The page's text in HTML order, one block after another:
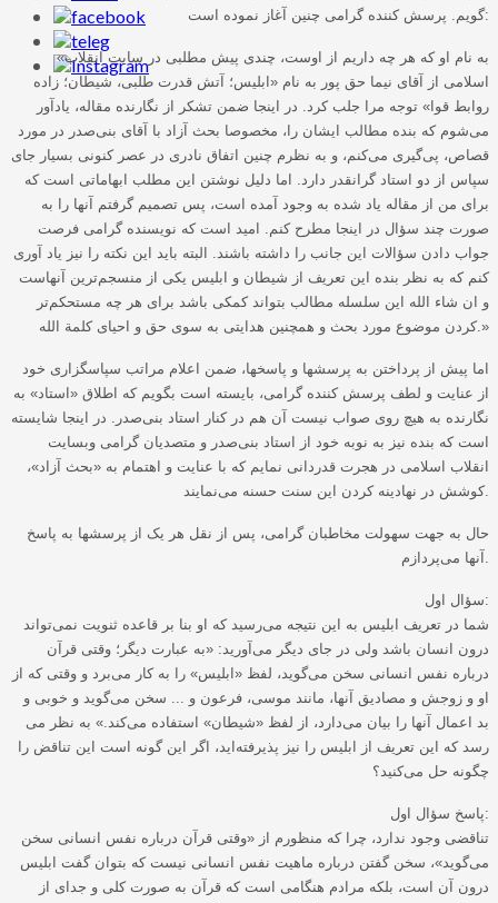
گویم. پرسش کننده گرامی چنین آغاز نموده است:
«به نام او که هر چه داریم از اوست، چندی پیش مطلبی در سایت انقلاب
اسلامی از آقای نیما حق پور به نام «ابلیس؛ آتش قدرت طلبی، شیطان؛ زاده
روابط قوا» توجه مرا جلب کرد. در اینجا ضمن تشکر از نگارنده مقاله، یادآور
می‌شوم که بنده مطالب ایشان را، مخصوصا بحث آزاد با آقای بنی‌صدر در مورد
قصاص، پی‌گیری می‌کنم، و به نظرم چنین اتفاق نادری در عصر کنونی بسیار جای
سپاس از دو استاد گرانقدر دارد. اما دلیل نوشتن این مطلب ابهاماتی است که
برای من از مقاله یاد شده به وجود آمده است، پس تصمیم گرفتم آنها را به
صورت چند سؤال در اینجا مطرح کنم. امید است که نویسنده گرامی فرصت
جواب دادن سؤالات این جانب را داشته باشند. البته باید این نکته را نیز یاد آوری
کنم که به نظر بنده این تعریف از شیطان و ابلیس یکی از منسجم‌ترین آنهاست
و ان شاء الله این سلسله مطالب بتواند کمکی باشد برای هر چه مستحکم‌تر
کردن موضوع مورد بحث و همچنین هدایتی به سوی حق و احیای کلمة الله.»
اما پیش از پرداختن به پرسشها و پاسخها، ضمن اعلام مراتب سپاسگزاری خود
از عنایت و لطف پرسش‌ کننده گرامی، بایسته است بگویم که اطلاق «استاد» به
نگارنده به هیچ روی صواب نیست آن هم در کنار استاد بنی‌صدر. در اینجا شایسته
است که بنده نیز به نوبه خود از استاد بنی‌صدر و متصدیان گرامی وبسایت
انقلاب اسلامی در هجرت قدردانی نمایم که با عنایت و اهتمام به «بحث آزاد»،
کوشش در نهادینه کردن این سنت حسنه می‌نمایند.
حال به جهت سهولت مخاطبان گرامی، پس از نقل هر یک از پرسشها به پاسخ
سؤال اول:
شما در تعریف ابلیس به این نتیجه می‌رسید که او بنا بر قاعده ثنویت نمی‌تواند
درون انسان باشد ولی در جای دیگر می‌آورید: «به عبارت دیگر؛ وقتی قرآن
درباره نفس انسانی سخن می‌گوید، لفظ «ابلیس» را به کار می‌برد و وقتی که از
او و زوجش و مصادیق آنها، مانند موسی، فرعون و ... سخن‌ می‌گوید و خوبی و
بد اعمال آنها را بیان می‌دارد، از لفظ «شیطان» استفاده می‌کند.» به نظر می
رسد که این تعریف از ابلیس را نیز پذیرفته‌اید، اگر این گونه است این تناقض را
چگونه حل می‌کنید؟
پاسخ سؤال اول:
تناقضی وجود ندارد، چرا که منظورم از «وقتی قرآن درباره نفس انسانی سخن
می‌گوید»، سخن گفتن درباره ماهیت نفس انسانی نیست که بتوان گفت ابلیس
درون آن است، بلکه مرادم هنگامی است که قرآن به صورت کلی و جدای از